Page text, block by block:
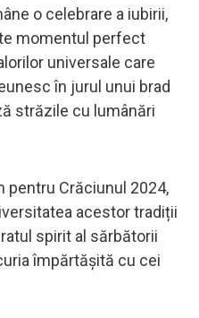
o celebrare a iubirii,
momentul perfect
universale care
în jurul unui brad
străzile cu lumânări
pentru Crăciunul 2024,
acestor tradiții
spirit al sărbătorii
împărtășită cu cei